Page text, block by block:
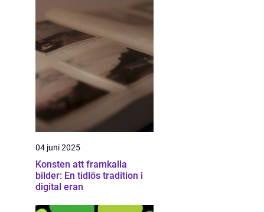
04 juni 2025
Konsten att framkalla
bilder: En tidlös tradition i
digital eran